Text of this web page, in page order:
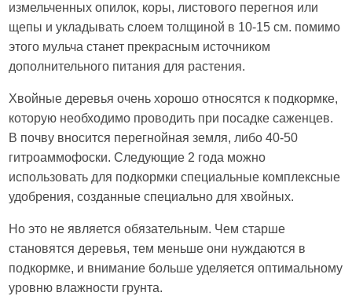
измельченных опилок, коры, листового перегноя или
щепы и укладывать слоем толщиной в 10-15 см. помимо
этого мульча станет прекрасным источником
дополнительного питания для растения.
Хвойные деревья очень хорошо относятся к подкормке,
которую необходимо проводить при посадке саженцев.
В почву вносится перегнойная земля, либо 40-50
гитроаммофоски. Следующие 2 года можно
использовать для подкормки специальные комплексные
удобрения, созданные специально для хвойных.
Но это не является обязательным. Чем старше
становятся деревья, тем меньше они нуждаются в
подкормке, и внимание больше уделяется оптимальному
уровню влажности грунта.